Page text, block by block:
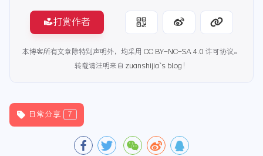
打赏作者
本博客所有文章除特别声明外，均采用 CC BY-NC-SA 4.0 许可协议。
转载请注明来自 zuanshijia`s blog ！
日常分享 7